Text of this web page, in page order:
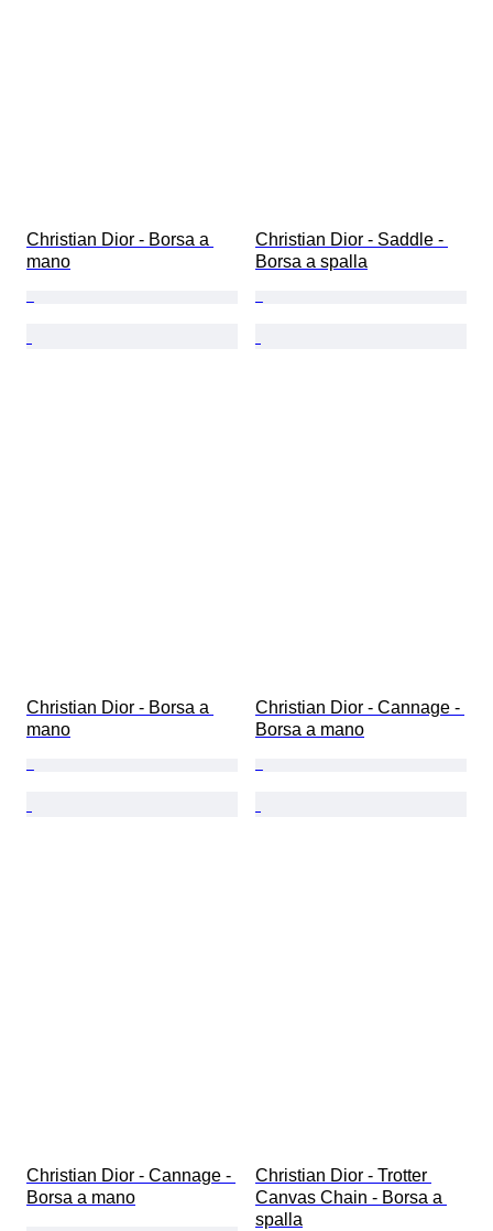
Christian Dior - Borsa a
mano
Christian Dior - Saddle -
Borsa a spalla
Christian Dior - Borsa a
mano
Christian Dior - Cannage -
Borsa a mano
Christian Dior - Cannage -
Borsa a mano
Christian Dior - Trotter
Canvas Chain - Borsa a
spalla